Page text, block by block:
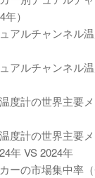
）
アルチャンネル
アルチャンネル
度計の世界主要
度計の世界主要
年 VS 2024年
ーの市場集中率（